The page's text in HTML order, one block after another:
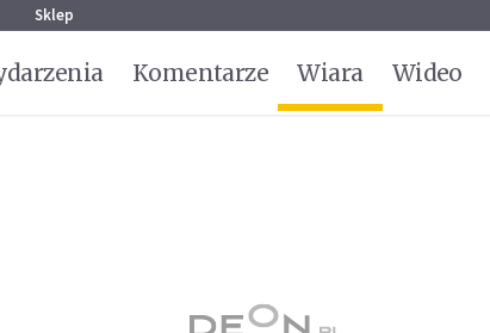
Sklep
Komentarze Wiara Wideo